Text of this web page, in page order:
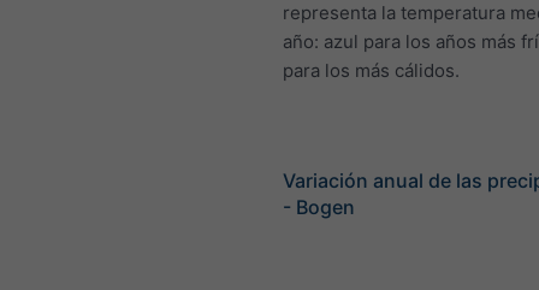
representa la temperatura
año: azul para los años más
para los más cálidos.
Variación anual de las
- Bogen